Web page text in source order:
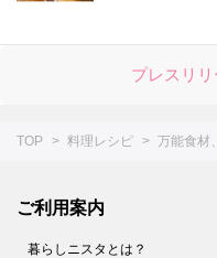
プレスリ
TOP 料理レシピ 万能食材
ご利用案内
暮らしニスタとは？